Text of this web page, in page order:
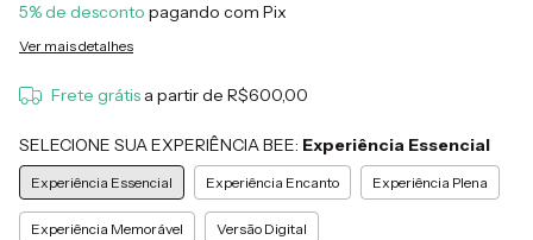
5% de desconto pagando com Pix
Ver mais detalhes
Frete grátis a partir de R$600,00
SELECIONE SUA EXPERIÊNCIA BEE: Experiência Essencial
Experiência Essencial Experiência Encanto Experiência Plena
Experiência Memorável Versão Digital